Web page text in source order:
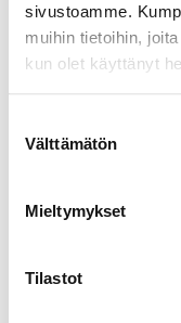
sivustoamme.
muihin tietoihin,
kun olet käyttänyt
valinta
Välttämätön
Mieltymykset
Tilastot
Lapsille
Kohteet ja
Ellivuori